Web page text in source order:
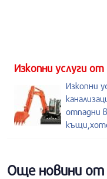
Изкопни услуги
Изкопни
отпадни
Още новини от